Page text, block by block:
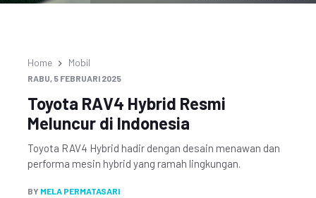
Home Mobil
RABU, 5 FEBRUARI 2025
Toyota RAV4 Hybrid Resmi
Meluncur di Indonesia
Toyota RAV4 Hybrid hadir dengan desain menawan dan
performa mesin hybrid yang ramah lingkungan.
BY MELA PERMATASARI